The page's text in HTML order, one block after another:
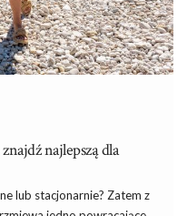
najlepszą dla
lub stacjonarnie? Zatem z